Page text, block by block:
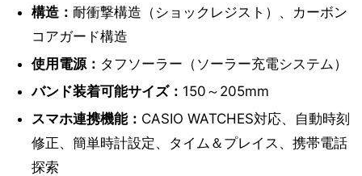
構造： 耐衝撃構造（ショックレジスト）、カーボン
コアガード構造
使用電源： タフソーラー（ソーラー充電システム）
バンド装着可能サイズ： 150～205mm
スマホ連携機能： CASIO WATCHES対応、自動時刻
修正、簡単時計設定、タイム＆プレイス、携帯電話
探索